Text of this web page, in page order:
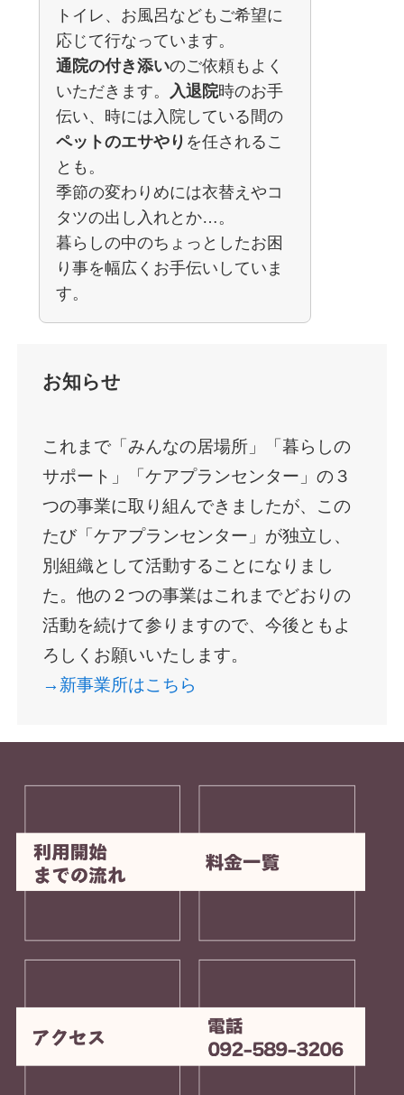
トイレ、お風呂などもご希望に
応じて行なっています。
通院の付き添いのご依頼もよく
いただきます。
入退院時のお手
伝い、時には入院している間の
ペットのエサやり を任されるこ
とも。
季節の変わりめには衣替えやコ
タツの出し入れとか…。
暮らしの中のちょっとしたお困
り事を幅広くお手伝いしていま
す。
お知らせ
これまで「みんなの居場所」「暮らしの
サポート」「ケアプランセンター」の３
つの事業に取り組んできましたが、この
たび「ケアプランセンター」が独立し、
別組織として活動することになりまし
た。他の２つの事業はこれまでどおりの
活動を続けて参りますので、今後ともよ
ろしくお願いいたします。
→新事業所はこちら